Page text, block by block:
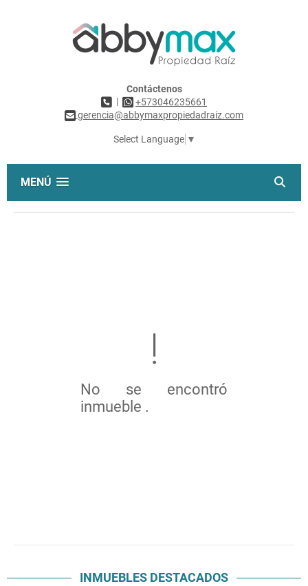
Contáctenos
|
+573046235661
gerencia@abbymaxpropiedadraiz.com
Select Language ▼
MENÚ
No se encontró
inmueble .
INMUEBLES DESTACADOS